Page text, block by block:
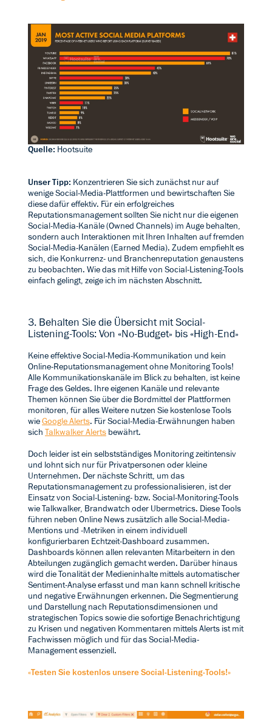
Quelle: Hootsuite
Unser Tipp: Konzentrieren Sie sich zunächst nur auf
wenige Social-Media-Plattformen und bewirtschaften Sie
diese dafür effektiv. Für ein erfolgreiches
Reputationsmanagement sollten Sie nicht nur die eigenen
Social-Media-Kanäle (Owned Channels) im Auge behalten,
sondern auch Interaktionen mit Ihren Inhalten auf fremden
Social-Media-Kanälen (Earned Media). Zudem empfiehlt es
sich, die Konkurrenz- und Branchenreputation genaustens
zu beobachten. Wie das mit Hilfe von Social-Listening-Tools
einfach gelingt, zeige ich im nächsten Abschnitt.
3. Behalten Sie die Übersicht mit Social-
Listening-Tools: Von «No-Budget» bis«High-End»
Keine effektive Social-Media-Kommunikation und kein
Online-Reputationsmanagement ohne Monitoring Tools!
Alle Kommunikationskanäle im Blick zu behalten, ist keine
Frage des Geldes. Ihre eigenen Kanäle und relevante
Themen können Sie über die Bordmittel der Plattformen
monitoren, für alles Weitere nutzen Sie kostenlose Tools
wieGoogle Alerts. Für Social-Media-Erwähnungen haben
sich Talkwalker Alerts bewährt.
Doch leider ist ein selbstständiges Monitoring zeitintensiv
und lohnt sich nur für Privatpersonen oder kleine
Unternehmen. Der nächste Schritt, um das
Reputationsmanagement zu professionalisieren, ist der
Einsatz von Social-Listening- bzw. Social-Monitoring-Tools
wie Talkwalker, Brandwatch oder Ubermetrics. Diese Tools
führen neben Online News zusätzlich alle Social-Media-
Mentions und -Metriken in einem individuell
konfigurierbaren Echtzeit-Dashboard zusammen.
Dashboards können allen relevanten Mitarbeitern in den
Abteilungen zugänglich gemacht werden. Darüber hinaus
wird die Tonalität der Medieninhalte mittels automatischer
Sentiment-Analyse erfasst und man kann schnell kritische
und negative Erwähnungen erkennen. Die Segmentierung
und Darstellung nach Reputationsdimensionen und
strategischen Topics sowie die sofortige Benachrichtigung
zu Krisen und negativen Kommentaren mittels Alerts ist mit
Fachwissen möglich und für das Social-Media-
Management essenziell.
«Testen Sie kostenlos unsere Social-Listening-Tools!»